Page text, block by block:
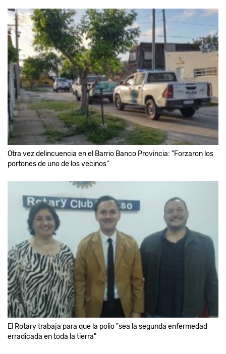
Otra vez delincuencia en el Barrio Banco Provincia: "Forzaron los
portones de uno de los vecinos"
El Rotary trabaja para que la polio "sea la segunda enfermedad
erradicada en toda la tierra"